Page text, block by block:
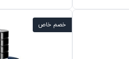
خصم خاص